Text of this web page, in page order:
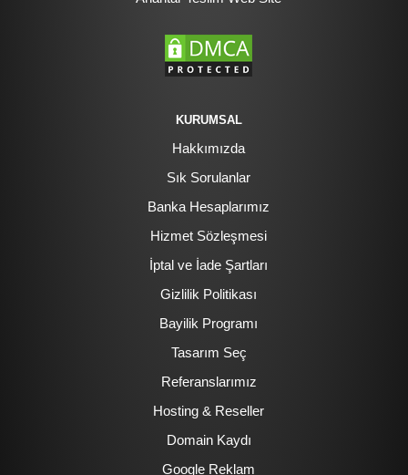
KURUMSAL
Hakkımızda
Sık Sorulanlar
Banka Hesaplarımız
Hizmet Sözleşmesi
İptal ve İade Şartları
Gizlilik Politikası
Bayilik Programı
Tasarım Seç
Referanslarımız
Hosting & Reseller
Domain Kaydı
Google Reklam